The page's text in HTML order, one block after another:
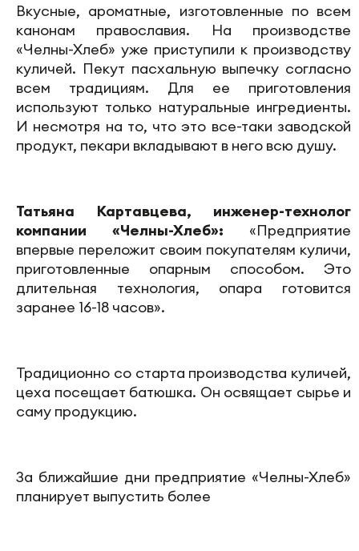
Вкусные, ароматные, изготовленные по всем
канонам православия. На производстве
«Челны-Хлеб» уже приступили к производству
куличей. Пекут пасхальную выпечку согласно
всем традициям. Для ее приготовления
используют только натуральные ингредиенты.
И несмотря на то, что это все-таки заводской
продукт, пекари вкладывают в него всю душу.
Татьяна Картавцева, инженер-технолог
компании «Челны-Хлеб»: «Предприятие
впервые переложит своим покупателям куличи,
приготовленные опарным способом. Это
длительная технология, опара готовится
заранее 16-18 часов».
Традиционно со старта производства куличей,
цеха посещает батюшка. Он освящает сырье и
саму продукцию.
За ближайшие дни предприятие «Челны-Хлеб»
планирует выпустить более